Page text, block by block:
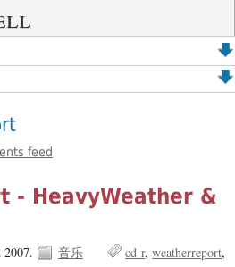
feed
- HeavyWeather &
2007. 音乐 cd-r weatherreport